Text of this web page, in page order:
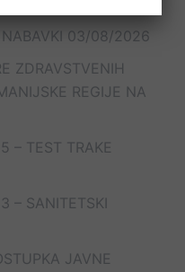
03/08/2026
ZDRAVSTVENIH
REGIJE NA
– TEST TRAKE
– SANITETSKI
JAVNE